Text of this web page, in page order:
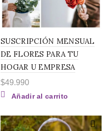
SUSCRIPCIÓN MENSUAL
DE FLORES PARA TU
HOGAR U EMPRESA
$49.990
Añadir al carrito